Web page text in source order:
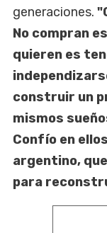
generaciones.
No compran
quieren es
construir un
mismos
Confío en
argentino,
para